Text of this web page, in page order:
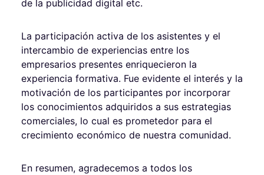
de la publicidad digital etc.
La participación activa de los asistentes y el
intercambio de experiencias entre los
empresarios presentes enriquecieron la
experiencia formativa. Fue evidente el interés y la
motivación de los participantes por incorporar
los conocimientos adquiridos a sus estrategias
comerciales, lo cual es prometedor para el
crecimiento económico de nuestra comunidad.
En resumen, agradecemos a todos los